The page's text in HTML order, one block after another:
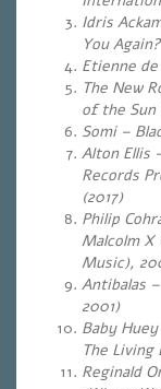
Idris
You
Etienne
The New
of the Sun
Somi –
AltonEllis
Records
(2017)
Philip
Malcolm
Music),
Antibalas
2001)
Baby
The Living
Reginald